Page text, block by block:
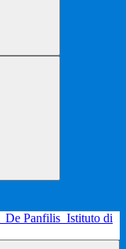
De Panfilis Istituto di